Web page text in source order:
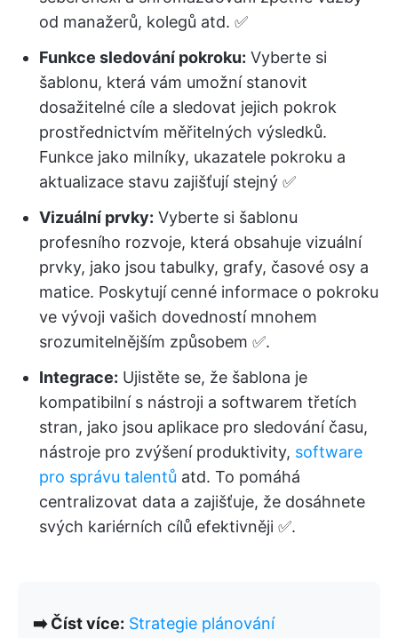
od manažerů, kolegů atd. ✅
Funkce sledování pokroku: Vyberte si
šablonu, která vám umožní stanovit
dosažitelné cíle a sledovat jejich pokrok
prostřednictvím měřitelných výsledků.
Funkce jako milníky, ukazatele pokroku a
aktualizace stavu zajišťují stejný ✅
Vizuální prvky: Vyberte si šablonu
profesního rozvoje, která obsahuje vizuální
prvky, jako jsou tabulky, grafy, časové osy a
matice. Poskytují cenné informace o pokroku
ve vývoji vašich dovedností mnohem
srozumitelnějším způsobem ✅.
Integrace: Ujistěte se, že šablona je
kompatibilní s nástroji a softwarem třetích
stran, jako jsou aplikace pro sledování času,
nástroje pro zvýšení produktivity, software
pro správu talentů atd. To pomáhá
centralizovat data a zajišťuje, že dosáhnete
svých kariérních cílů efektivněji ✅.
➡️ Číst více: Strategie plánování